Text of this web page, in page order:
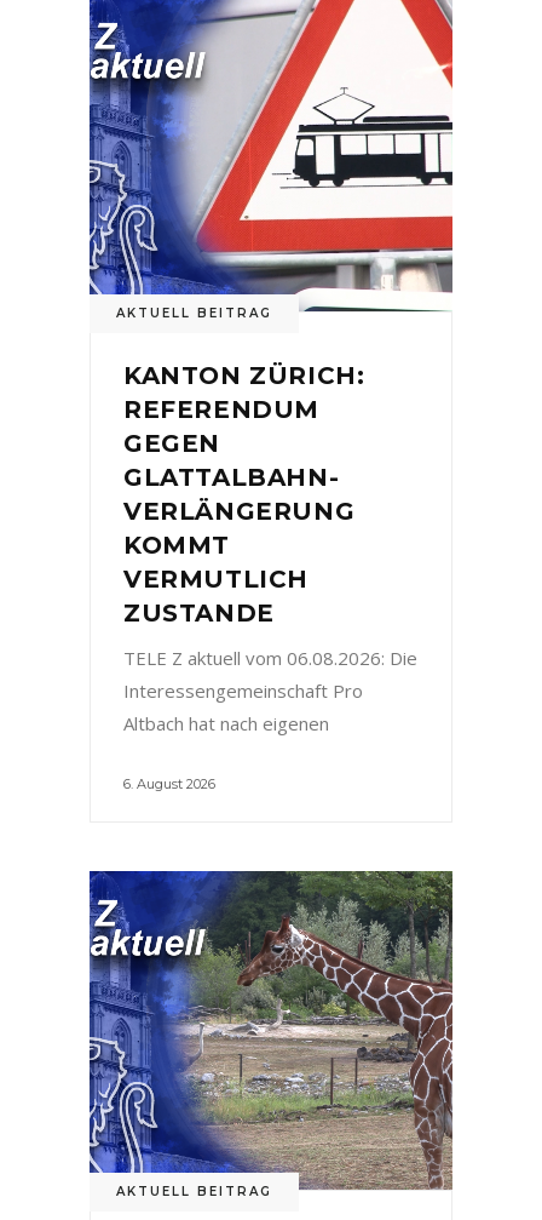
AKTUELL BEITRAG
KANTON ZÜRICH:
REFERENDUM
GEGEN
GLATTALBAHN-
VERLÄNGERUNG
KOMMT
VERMUTLICH
ZUSTANDE
TELE Z aktuell vom 06.08.2026: Die
Interessengemeinschaft Pro
Altbach hat nach eigenen
6. August 2026
AKTUELL BEITRAG